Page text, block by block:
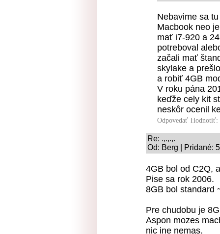
Nebavime sa
Macbook neo
mať i7-920 a
potreboval
začali mať
skylake a
a robiť 4GB
V roku pána
keďže cely kit
neskôr ocenil
Odpovedať Hodnotiť:
Re: .,.,.,.
Od: Berg | Pridané:
4GB bol od C2Q,
Pise sa rok 2006.
8GB bol standard
Pre chudobu je
Aspon mozes
nic ine nemas.